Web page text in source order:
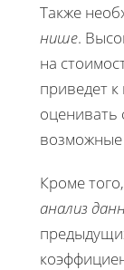
Также
нише.
на
приведет
оценивать
возможные
Кроме
анализ